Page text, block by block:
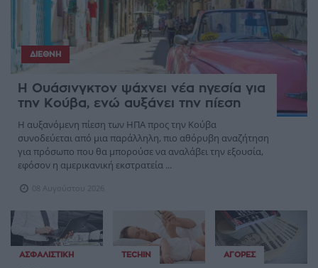
ΔΙΕΘΝΉ
Η Ουάσινγκτον ψάχνει νέα ηγεσία για
την Κούβα, ενώ αυξάνει την πίεση
Η αυξανόμενη πίεση των ΗΠΑ προς την Κούβα
συνοδεύεται από μια παράλληλη, πιο αθόρυβη αναζήτηση
για πρόσωπο που θα μπορούσε να αναλάβει την εξουσία,
εφόσον η αμερικανική εκστρατεία ...
08 Αυγούστου 2026
ΑΣΦΑΛΙΣΤΙΚΉ TECHIN ΑΓΟΡΈΣ